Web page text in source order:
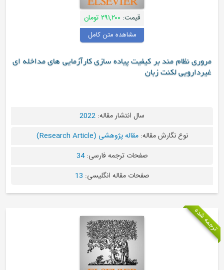
قیمت: ۲۹۱,۲۰۰ تومان
مشاهده متن کامل
مروری نظام مند بر کیفیت پیاده سازی کارآزمایی های مداخله ای
غیردارویی لکنت زبان
سال انتشار مقاله: 2022
نوع نگارش مقاله:مقاله پژوهشی (Research Article)
صفحات ترجمه فارسی:34
صفحات مقاله انگلیسی: 13
ترجمه شده